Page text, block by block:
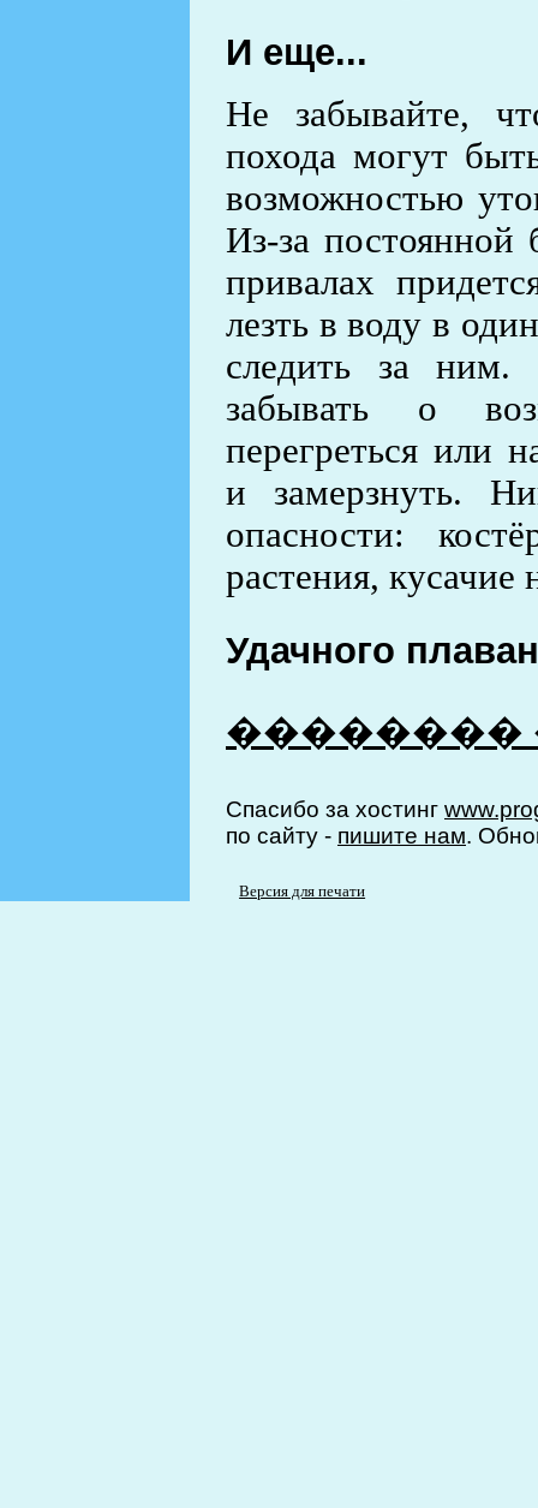
И еще...
Не забывайте,
похода могут
возможностью
Из-за постоянной
привалах
лезть в воду в
следить за
забывать о
перегреться или
и замерзнуть.
опасности:
растения, кусачие
Удачного
��������
Спасибо за хостинг
по сайту - пишите нам.
Версия для печати